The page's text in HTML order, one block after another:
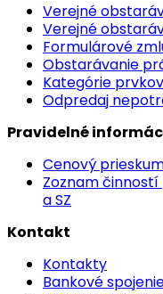
Verejné
Verejné
Formulárové
Obstarávanie
Kategórie
Odpredaj
Pravidelné
Cenový
Zoznam
a SZ
Kontakt
Kontakty
Bankové